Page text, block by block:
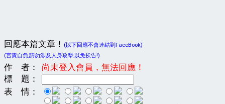
回應本篇文章！
(以下回應不會連結到FaceBook)
(言責自負,請勿涉及人身攻擊,以免挨告!)
作 者：
尚未登入會員，無法回應！
標 題：
表 情：